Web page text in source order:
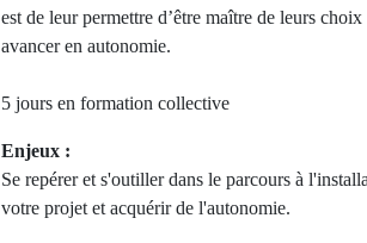
est de leur permettre d’être maître de leurs
avancer en autonomie.
5 jours en formation collective
Enjeux :
Se repérer et s'outiller dans le parcours à
votre projet et acquérir de l'autonomie.